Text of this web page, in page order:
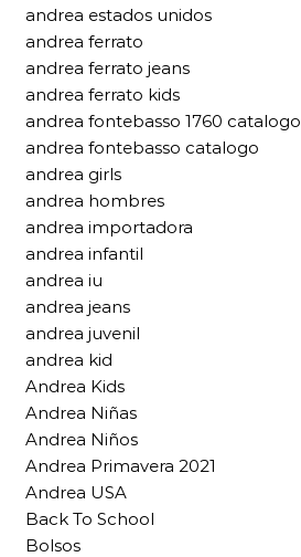
andrea estados unidos
andrea ferrato
andrea ferrato jeans
andrea ferrato kids
andrea fontebasso 1760 catalogo
andrea fontebasso catalogo
andrea girls
andrea hombres
andrea importadora
andrea infantil
andrea iu
andrea jeans
andrea juvenil
andrea kid
Andrea Kids
Andrea Niñas
Andrea Niños
Andrea Primavera 2021
Andrea USA
Back To School
Bolsos